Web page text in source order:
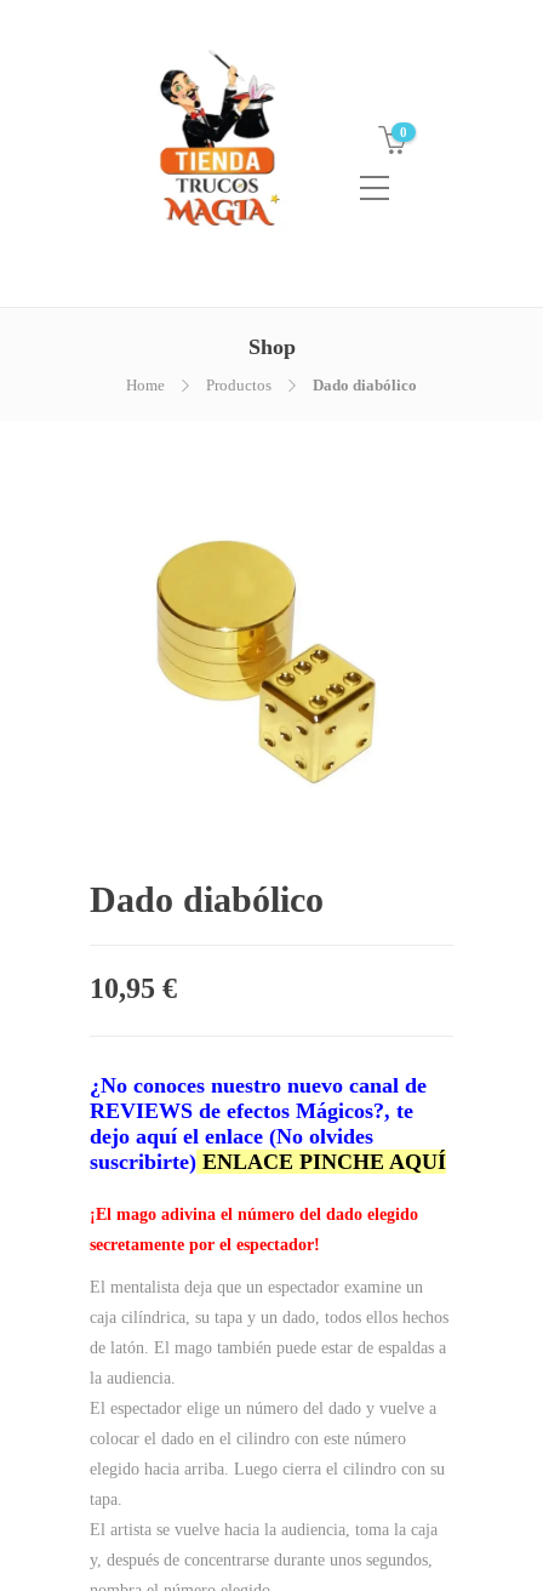
0
Shop
Home Productos Dado diabólico
Dado diabólico
10,95 €
¿No conoces nuestro nuevo canal de
REVIEWS de efectos Mágicos?, te
dejo aquí el enlace (No olvides
suscribirte) ENLACE PINCHE AQUÍ
¡El mago adivina el número del dado elegido
secretamente por el espectador!
El mentalista deja que un espectador examine un
caja cilíndrica, su tapa y un dado, todos ellos hechos
de latón. El mago también puede estar de espaldas a
la audiencia.
El espectador elige un número del dado y vuelve a
colocar el dado en el cilindro con este número
elegido hacia arriba. Luego cierra el cilindro con su
tapa.
El artista se vuelve hacia la audiencia, toma la caja
y, después de concentrarse durante unos segundos,